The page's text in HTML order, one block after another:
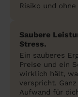
Risiko und ohne
Saubere
Stress.
Ein sauberes
Preise und ein
wirklich hält,
verspricht.
Aufwand für